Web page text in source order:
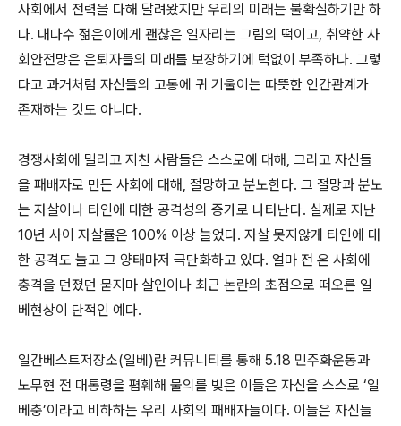
사회에서 전력을 다해 달려왔지만 우리의 미래는 불확실하기만 하
다. 대다수 젊은이에게 괜찮은 일자리는 그림의 떡이고, 취약한 사
회안전망은 은퇴자들의 미래를 보장하기에 턱없이 부족하다. 그렇
다고 과거처럼 자신들의 고통에 귀 기울이는 따뜻한 인간관계가
존재하는 것도 아니다.
경쟁사회에 밀리고 지친 사람들은 스스로에 대해, 그리고 자신들
을 패배자로 만든 사회에 대해, 절망하고 분노한다. 그 절망과 분노
는 자살이나 타인에 대한 공격성의 증가로 나타난다. 실제로 지난
10년 사이 자살률은 100% 이상 늘었다. 자살 못지않게 타인에 대
한 공격도 늘고 그 양태마저 극단화하고 있다. 얼마 전 온 사회에
충격을 던졌던 묻지마 살인이나 최근 논란의 초점으로 떠오른 일
베현상이 단적인 예다.
일간베스트저장소(일베)란 커뮤니티를 통해 5.18 민주화운동과
노무현 전 대통령을 폄훼해 물의를 빚은 이들은 자신을 스스로 ‘일
베충’이라고 비하하는 우리 사회의 패배자들이다. 이들은 자신들